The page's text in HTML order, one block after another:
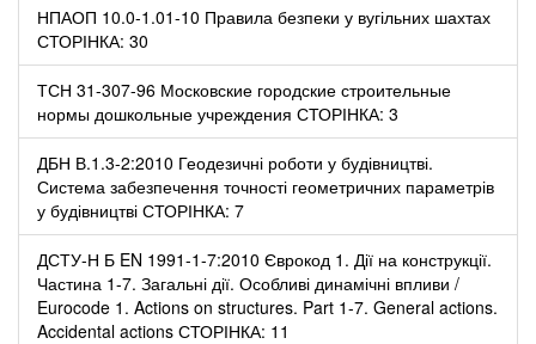
НПАОП 10.0-1.01-10 Правила безпеки у вугільних шахтах
СТОРІНКА: 30
ТСН 31-307-96 Московские городские строительные
нормы дошкольные учреждения СТОРІНКА: 3
ДБН В.1.3-2:2010 Геодезичні роботи у будівництві.
Система забезпечення точності геометричних параметрів
у будівництві СТОРІНКА: 7
ДСТУ-Н Б EN 1991-1-7:2010 Єврокод 1. Дії на конструкції.
Частина 1-7. Загальні дії. Особливі динамічні впливи /
Eurocode 1. Actions on structures. Part 1-7. General actions.
Accidental actions СТОРІНКА: 11